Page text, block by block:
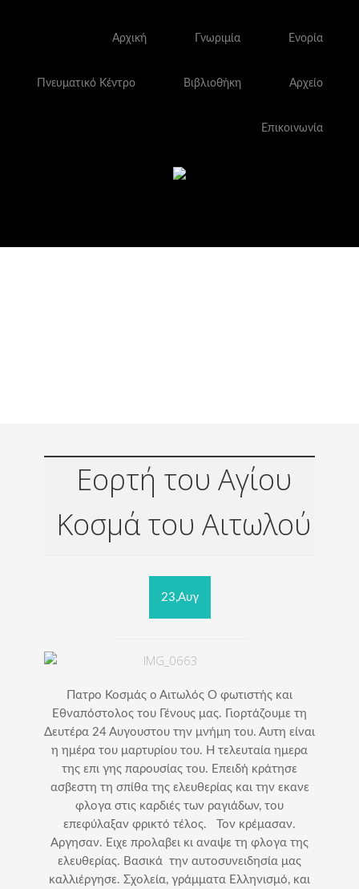
Αρχική Γνωριμία Ενορία
Πνευματικό Κέντρο Βιβλιοθήκη Αρχείο
Επικοινωνία
Εορτή του Αγίου
Κοσμά του Αιτωλού
23,Αυγ
Πατρο Κοσμάς ο Αιτωλός Ο φωτιστής και
Εθναπόστολος του Γένους μας. Γιορτάζουμε τη
Δευτέρα 24 Αυγουστου την μνήμη του. Αυτη είναι
η ημέρα του μαρτυρίου του. Η τελευταία ημερα
της επι γης παρουσίας του. Επειδή κράτησε
ασβεστη τη σπίθα της ελευθερίας και την εκανε
φλογα στις καρδιές των ραγιάδων, του
επεφύλαξαν φρικτό τέλος. Τον κρέμασαν.
Αργησαν. Ειχε προλαβει κι αναψε τη φλογα της
ελευθερίας. Βασικά την αυτοσυνειδησία μας
καλλιέργησε. Σχολεία, γράμματα Ελληνισμό, και